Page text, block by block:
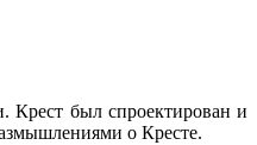
Крест был спроектирован и
о Кресте.